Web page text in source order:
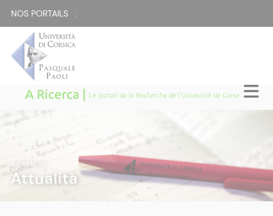
NOS PORTAILS :
A Ricerca | Le portail de la Recherche de l'Université de Corse
A RICERCA
Attualità